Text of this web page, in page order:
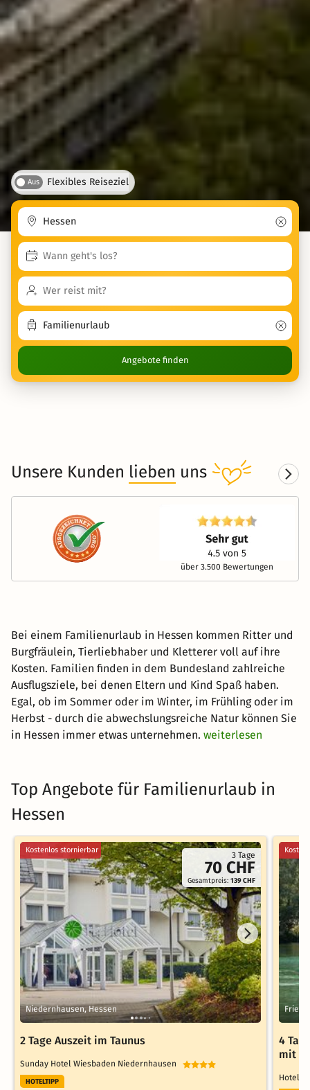
Aus Flexibles Reiseziel
Angebote finden
Unsere Kunden lieben uns
über 3.500 Bewertungen
Bei einem Familienurlaub in Hessen kommen Ritter und
Burgfräulein, Tierliebhaber und Kletterer voll auf ihre
Kosten. Familien finden in dem Bundesland zahlreiche
Ausflugsziele, bei denen Eltern und Kind Spaß haben.
Egal, ob im Sommer oder im Winter, im Frühling oder im
Herbst - durch die abwechslungsreiche Natur können Sie
in Hessen immer etwas unternehmen. weiterlesen
Top Angebote für Familienurlaub in
Hessen
3 Tage
70 CHF
Gesamtpreis:139 CHF
Kostenlos stornierbar
Niedernhausen, Hessen
2 Tage Auszeit im Taunus
Sunday Hotel Wiesbaden Niedernhausen
HOTELTIPP
4
mit
Hotel